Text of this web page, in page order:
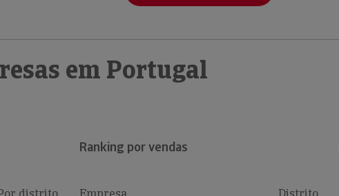
em Portugal
Ranking por vendas